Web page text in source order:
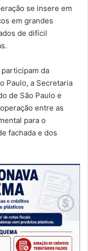
se insere em
em grandes
de difícil
participam da
Paulo, a Secretaria
de São Paulo e
entre as
para o
fachada e dos